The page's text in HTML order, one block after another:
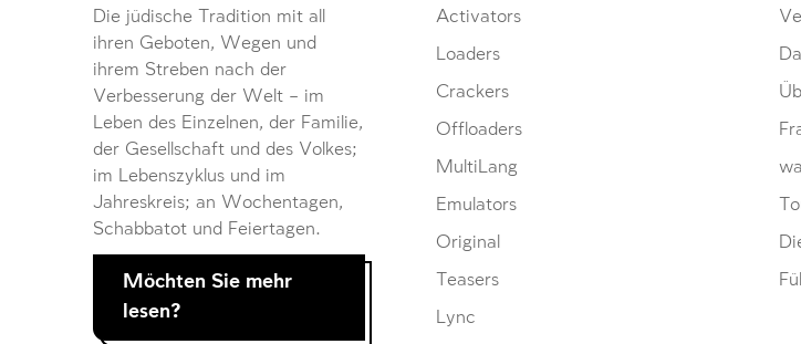
Activators
Loaders
Crackers
Offloaders
MultiLang
Emulators
Original
Teasers
Lync
Die jüdische Tradition mit all
ihren Geboten, Wegen und
ihrem Streben nach der
Verbesserung der Welt – im
Leben des Einzelnen, der Familie,
der Gesellschaft und des Volkes;
im Lebenszyklus und im
Jahreskreis; an Wochentagen,
Schabbatot und Feiertagen.
Möchten Sie mehr
lesen?